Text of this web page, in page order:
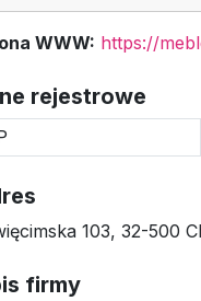
WWW: https://
rejestrowe
103, 32-500
firmy